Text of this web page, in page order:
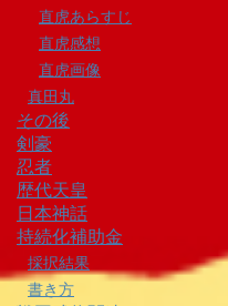
直虎あらすじ
直虎感想
直虎画像
真田丸
その後
剣豪
忍者
歴代天皇
日本神話
持続化補助金
採択結果
書き方